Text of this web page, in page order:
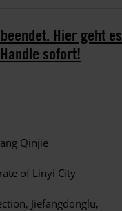
Hier geht
sofort!
Qinjie
of Linyi City
Jiefangdonglu,